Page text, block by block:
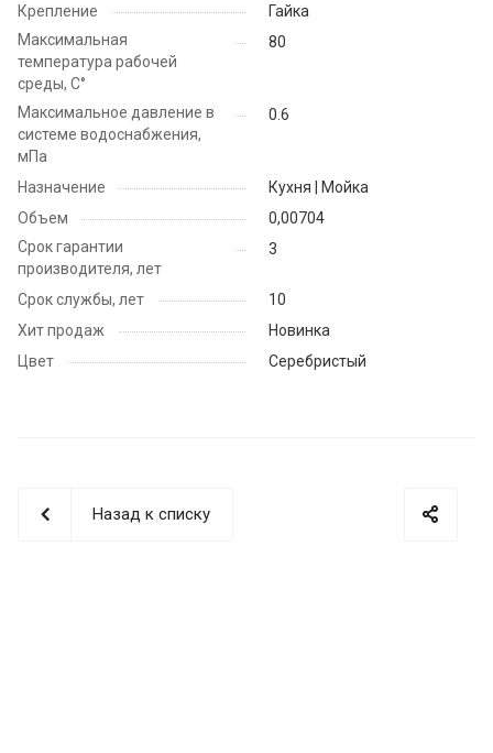
Крепление
Гайка
Максимальная
температура рабочей
среды, С°
80
Максимальное давление в
системе водоснабжения,
мПа
0.6
Назначение
Кухня | Мойка
Объем
0,00704
Срок гарантии
производителя, лет
3
Срок службы, лет
10
Хит продаж
Новинка
Цвет
Серебристый
Назад к списку